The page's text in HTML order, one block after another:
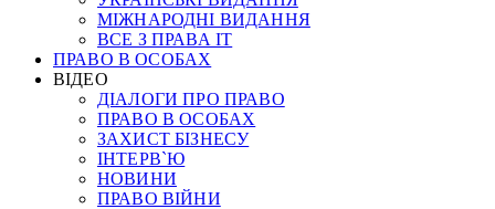
МІЖНАРОДНІ ВИДАННЯ
ВСЕ З ПРАВА ІТ
ПРАВО В ОСОБАХ
ВІДЕО
ДІАЛОГИ ПРО ПРАВО
ПРАВО В ОСОБАХ
ЗАХИСТ БІЗНЕСУ
ІНТЕРВ`Ю
НОВИНИ
ПРАВО ВІЙНИ